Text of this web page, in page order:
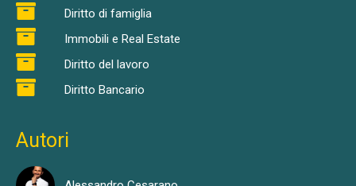
Diritto di famiglia
Immobili e Real Estate
Diritto del lavoro
Diritto Bancario
Autori